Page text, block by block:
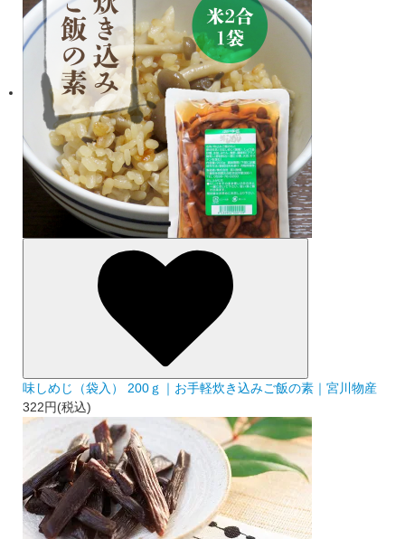
味しめじ（袋入） 200ｇ｜お手軽炊き込みご飯の素｜宮川物産
322円(税込)